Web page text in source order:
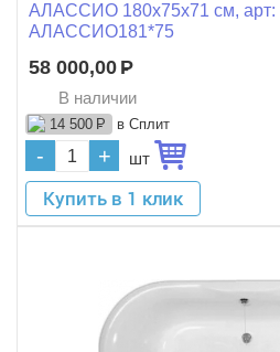
АЛАССИО 180x75x71 см,
АЛАССИО181*75
58 000,00 Р
В наличии
14 500 Р в Сплит
- + шт
Купить в 1 клик